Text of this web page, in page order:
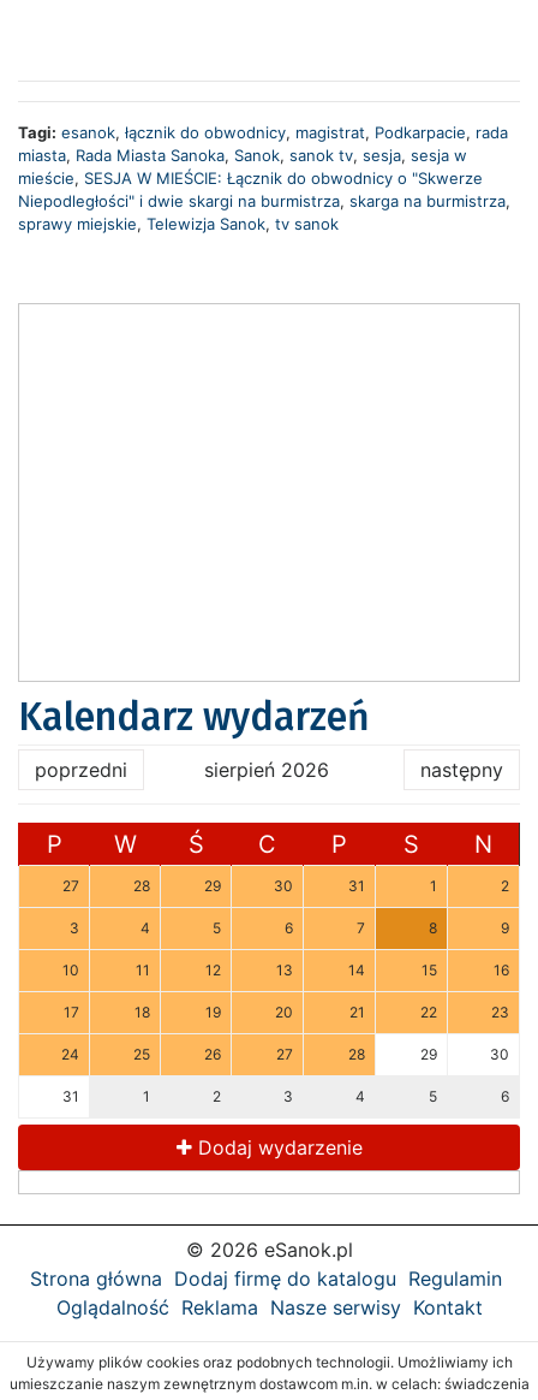
Tagi: esanok, łącznik do obwodnicy, magistrat, Podkarpacie, rada
miasta, Rada Miasta Sanoka, Sanok, sanok tv, sesja, sesja w
mieście, SESJA W MIEŚCIE: Łącznik do obwodnicy o "Skwerze
Niepodległości" i dwie skargi na burmistrza, skarga na burmistrza,
sprawy miejskie, Telewizja Sanok, tv sanok
Kalendarz wydarzeń
poprzedni sierpień 2026 następny
P W Ś C P S N
27 28 29 30 31 1 2
3 4 5 6 7 8 9
10 11 12 13 14 15 16
17 18 19 20 21 22 23
24 25 26 27 28 29 30
31 1 2 3 4 5 6
Dodaj wydarzenie
© 2026 eSanok.pl
Strona główna Dodaj firmę do katalogu Regulamin
Oglądalność Reklama Nasze serwisy Kontakt
Używamy plików cookies oraz podobnych technologii. Umożliwiamy ich
umieszczanie naszym zewnętrznym dostawcom m.in. w celach: świadczenia